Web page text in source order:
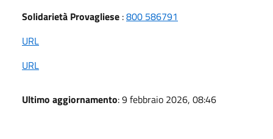
Solidarietà Provagliese :800 586791
URL
URL
Ultimo aggiornamento: 9 febbraio 2026, 08:46